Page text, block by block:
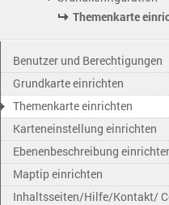
Themenkarte
Benutzer und Berechtigungen
Grundkarte einrichten
Themenkarte einrichten
Karteneinstellung einrichten
Ebenenbeschreibung
Maptip einrichten
Inhaltsseiten/Hilfe/Kontakt/